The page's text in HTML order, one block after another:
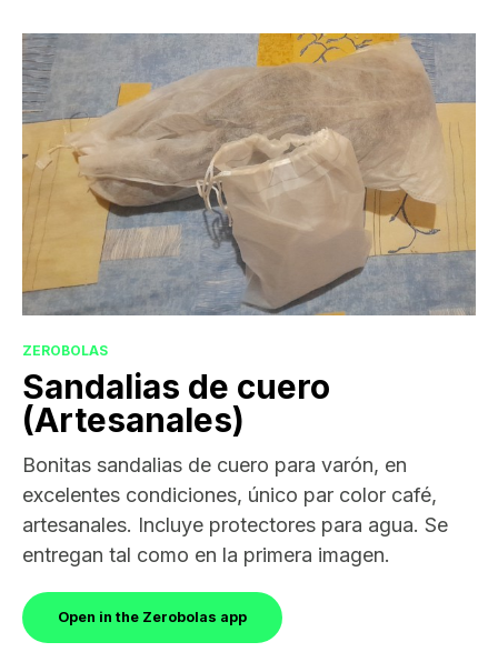
ZEROBOLAS
Sandalias de cuero
(Artesanales)
Bonitas sandalias de cuero para varón, en
excelentes condiciones, único par color café,
artesanales. Incluye protectores para agua. Se
entregan tal como en la primera imagen.
Open in the Zerobolas app